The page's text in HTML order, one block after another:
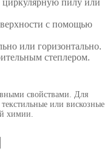
циркулярную пилу или
с помощью
или горизонтально.
степлером.
свойствами. Для
или вискозные
химии.